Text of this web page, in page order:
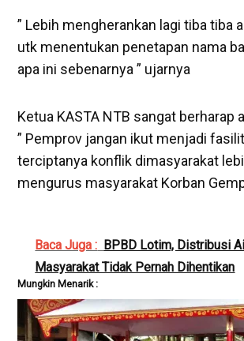
” Lebih mengherankan lagi tiba tiba
utk menentukan penetapan nama
apa ini sebenarnya ” ujarnya
Ketua KASTA NTB sangat berharap
” Pemprov jangan ikut menjadi
terciptanya konflik dimasyarakat
mengurus masyarakat Korban
Baca Juga : BPBD Lotim, Distribusi
Masyarakat Tidak Pernah Dihentikan
Mungkin Menarik :